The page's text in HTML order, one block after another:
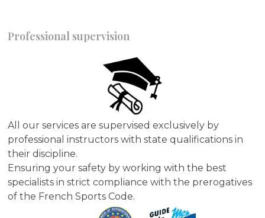
Professional supervision
All our services are supervised exclusively by
professional instructors with state qualifications in
their discipline.
Ensuring your safety by working with the best
specialists in strict compliance with the prerogatives
of the French Sports Code.